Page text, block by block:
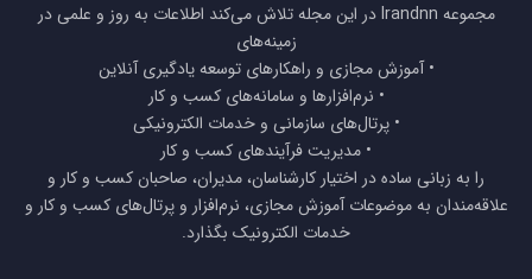
مجموعه Irandnn در این مجله تلاش می‌کند اطلاعات به روز و علمی در
زمینه‌های
• آموزش مجازی و راهکارهای توسعه یادگیری آنلاین
• نرم‌افزارها و سامانه‌های کسب و کار
• پرتال‌های سازمانی و خدمات الکترونیکی
• مدیریت فرآیندهای کسب و کار
را به زبانی ساده در اختیار کارشناسان، مدیران، صاحبان کسب و کار و
علاقه‌مندان به موضوعات آموزش مجازی، نرم‌افزار و پرتال‌های کسب و کار و
خدمات الکترونیک بگذارد.